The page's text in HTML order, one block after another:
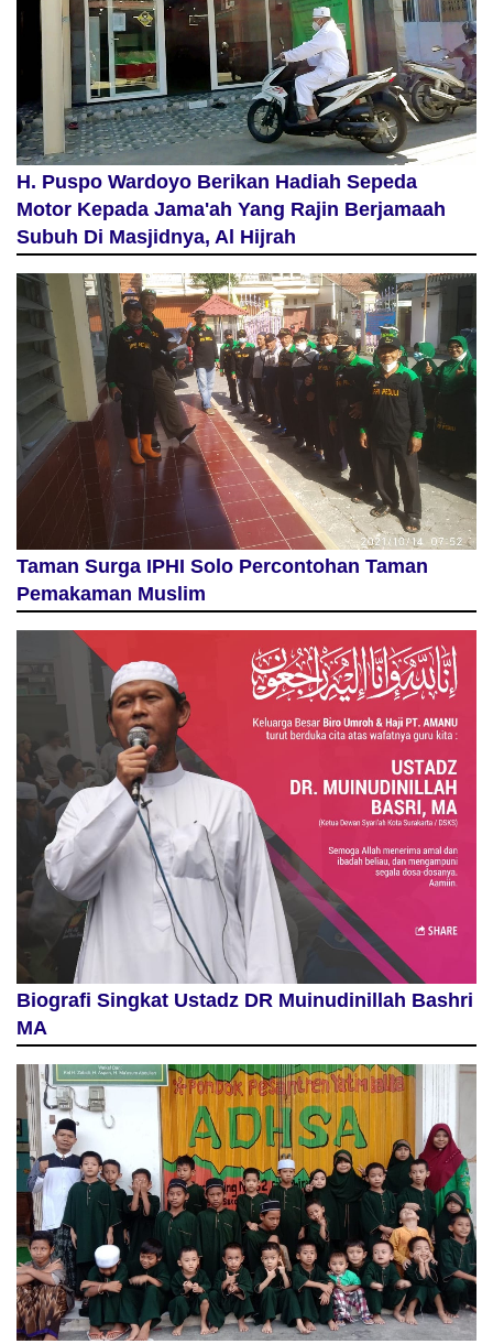
H. Puspo Wardoyo Berikan Hadiah Sepeda
Motor Kepada Jama'ah Yang Rajin Berjamaah
Subuh Di Masjidnya, Al Hijrah
Taman Surga IPHI Solo Percontohan Taman
Pemakaman Muslim
Biografi Singkat Ustadz DR Muinudinillah Bashri
MA